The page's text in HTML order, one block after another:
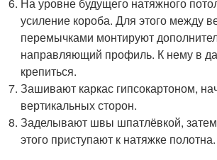
На уровне будущего натяжного
усиление короба. Для этого между
перемычками монтируют
направляющий профиль. К нему в
крепиться.
Зашивают каркас гипсокартоном,
вертикальных сторон.
Заделывают швы шпатлёвкой,
этого приступают к натяжке полотна.